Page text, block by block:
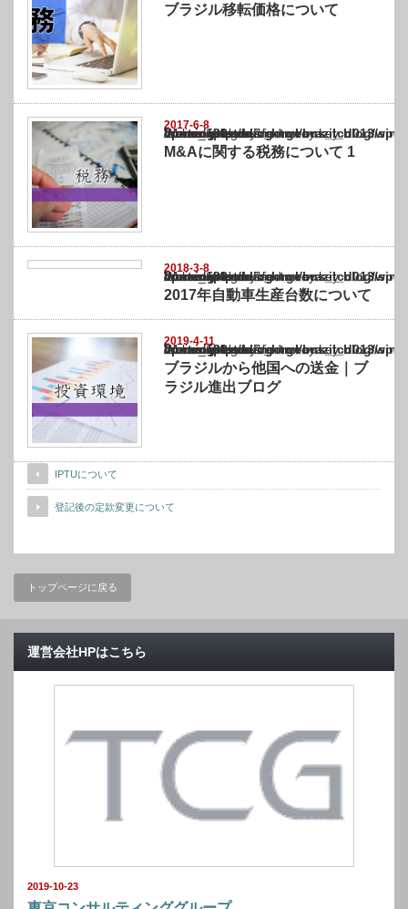
ブラジル移転価格について
2017-6-8
Warning
: Undefined array key "show_category" in
/home/netst/kuno-cpa.co.jp/public_html/brazil_blog/wp-content/themes/
on line183
M&Aに関する税務について 1
2018-3-8
Warning
: Undefined array key "show_category" in
/home/netst/kuno-cpa.co.jp/public_html/brazil_blog/wp-content/themes/
on line183
2017年自動車生産台数について
2019-4-11
Warning
: Undefined array key "show_category" in
/home/netst/kuno-cpa.co.jp/public_html/brazil_blog/wp-content/themes/
on line183
ブラジルから他国への送金｜ブ
ラジル進出ブログ
IPTUについて
登記後の定款変更について
トップページに戻る
運営会社HPはこちら
2019-10-23